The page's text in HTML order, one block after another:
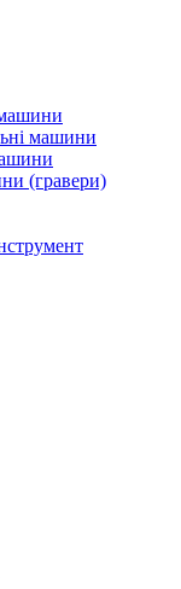
машини
машини
(гравери)